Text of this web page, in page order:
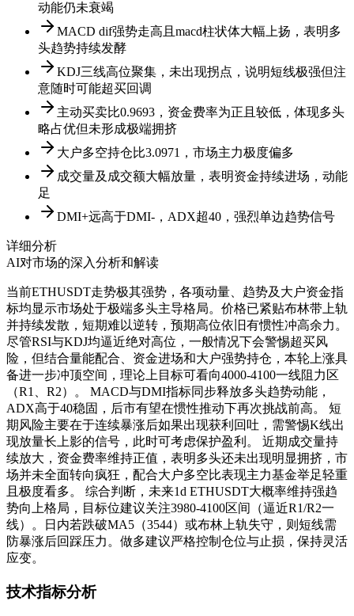
动能仍未衰竭
MACD dif强势走高且macd柱状体大幅上扬，表明多
头趋势持续发酵
KDJ三线高位聚集，未出现拐点，说明短线极强但注
意随时可能超买回调
主动买卖比0.9693，资金费率为正且较低，体现多头
略占优但未形成极端拥挤
大户多空持仓比3.0971，市场主力极度偏多
成交量及成交额大幅放量，表明资金持续进场，动能
足
DMI+远高于DMI-，ADX超40，强烈单边趋势信号
详细分析
AI对市场的深入分析和解读
当前ETHUSDT走势极其强势，各项动量、趋势及大户资金指
标均显示市场处于极端多头主导格局。价格已紧贴布林带上轨
并持续发散，短期难以逆转，预期高位依旧有惯性冲高余力。
尽管RSI与KDJ均逼近绝对高位，一般情况下会警惕超买风
险，但结合量能配合、资金进场和大户强势持仓，本轮上涨具
备进一步冲顶空间，理论上目标可看向4000-4100一线阻力区
（R1、R2）。 MACD与DMI指标同步释放多头趋势动能，
ADX高于40稳固，后市有望在惯性推动下再次挑战前高。 短
期风险主要在于连续暴涨后如果出现获利回吐，需警惕K线出
现放量长上影的信号，此时可考虑保护盈利。 近期成交量持
续放大，资金费率维持正值，表明多头还未出现明显拥挤，市
场并未全面转向疯狂，配合大户多空比表现主力基金举足轻重
且极度看多。 综合判断，未来1d ETHUSDT大概率维持强趋
势向上格局，目标位建议关注3980-4100区间（逼近R1/R2一
线）。日内若跌破MA5（3544）或布林上轨失守，则短线需
防暴涨后回踩压力。做多建议严格控制仓位与止损，保持灵活
应变。
技术指标分析